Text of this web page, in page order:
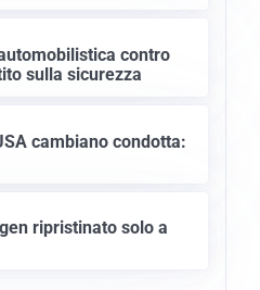
contro
sulla sicurezza
cambiano condotta:
ripristinato solo a